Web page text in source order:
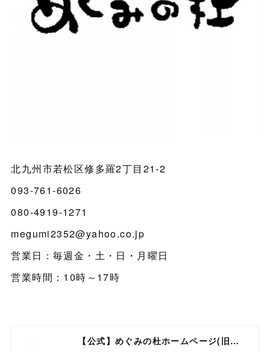
北九州市若松区修多羅2丁目21-2
093-761-6026
080-4919-1271
megumi2352@yahoo.co.jp
営業日：毎週金・土・日・月曜日
営業時間：10時～17時
【公式】めぐみの杜ホームページ(旧自然食工房）